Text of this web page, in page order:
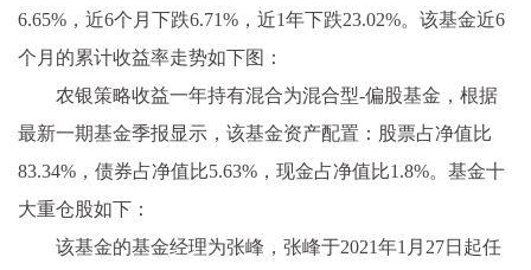
6.65%，近6个月下跌6.71%，近1年下跌23.02%。该基金近6
个月的累计收益率走势如下图：
农银策略收益一年持有混合为混合型-偏股基金，根据
最新一期基金季报显示，该基金资产配置：股票占净值比
83.34%，债券占净值比5.63%，现金占净值比1.8%。基金十
大重仓股如下：
该基金的基金经理为张峰，张峰于2021年1月27日起任